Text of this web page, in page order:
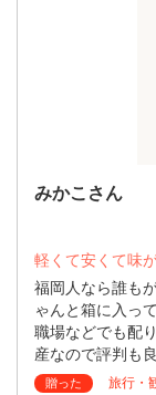
みかこさん
軽くて安くて味
福岡人なら誰も
ゃんと箱に入っ
職場などでも配
産なので評判も
贈った 旅行・